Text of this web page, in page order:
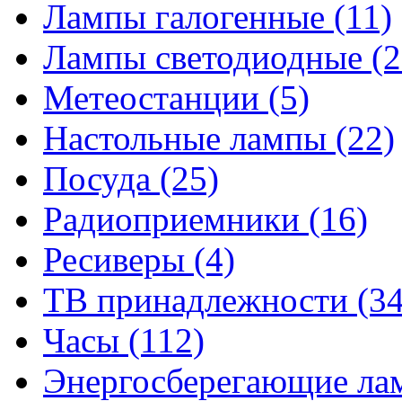
Лампы галогенные (11)
Лампы светодиодные
Метеостанции (5)
Настольные лампы (22)
Посуда (25)
Радиоприемники (16)
Ресиверы (4)
ТВ принадлежности
Часы (112)
Энергосберегающие